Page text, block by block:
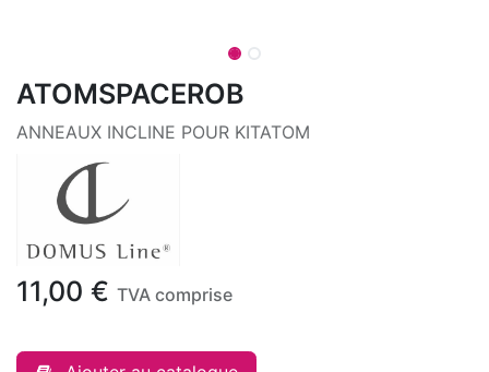
ATOMSPACEROB
ANNEAUX INCLINE POUR KITATOM
11,00 € TVA comprise